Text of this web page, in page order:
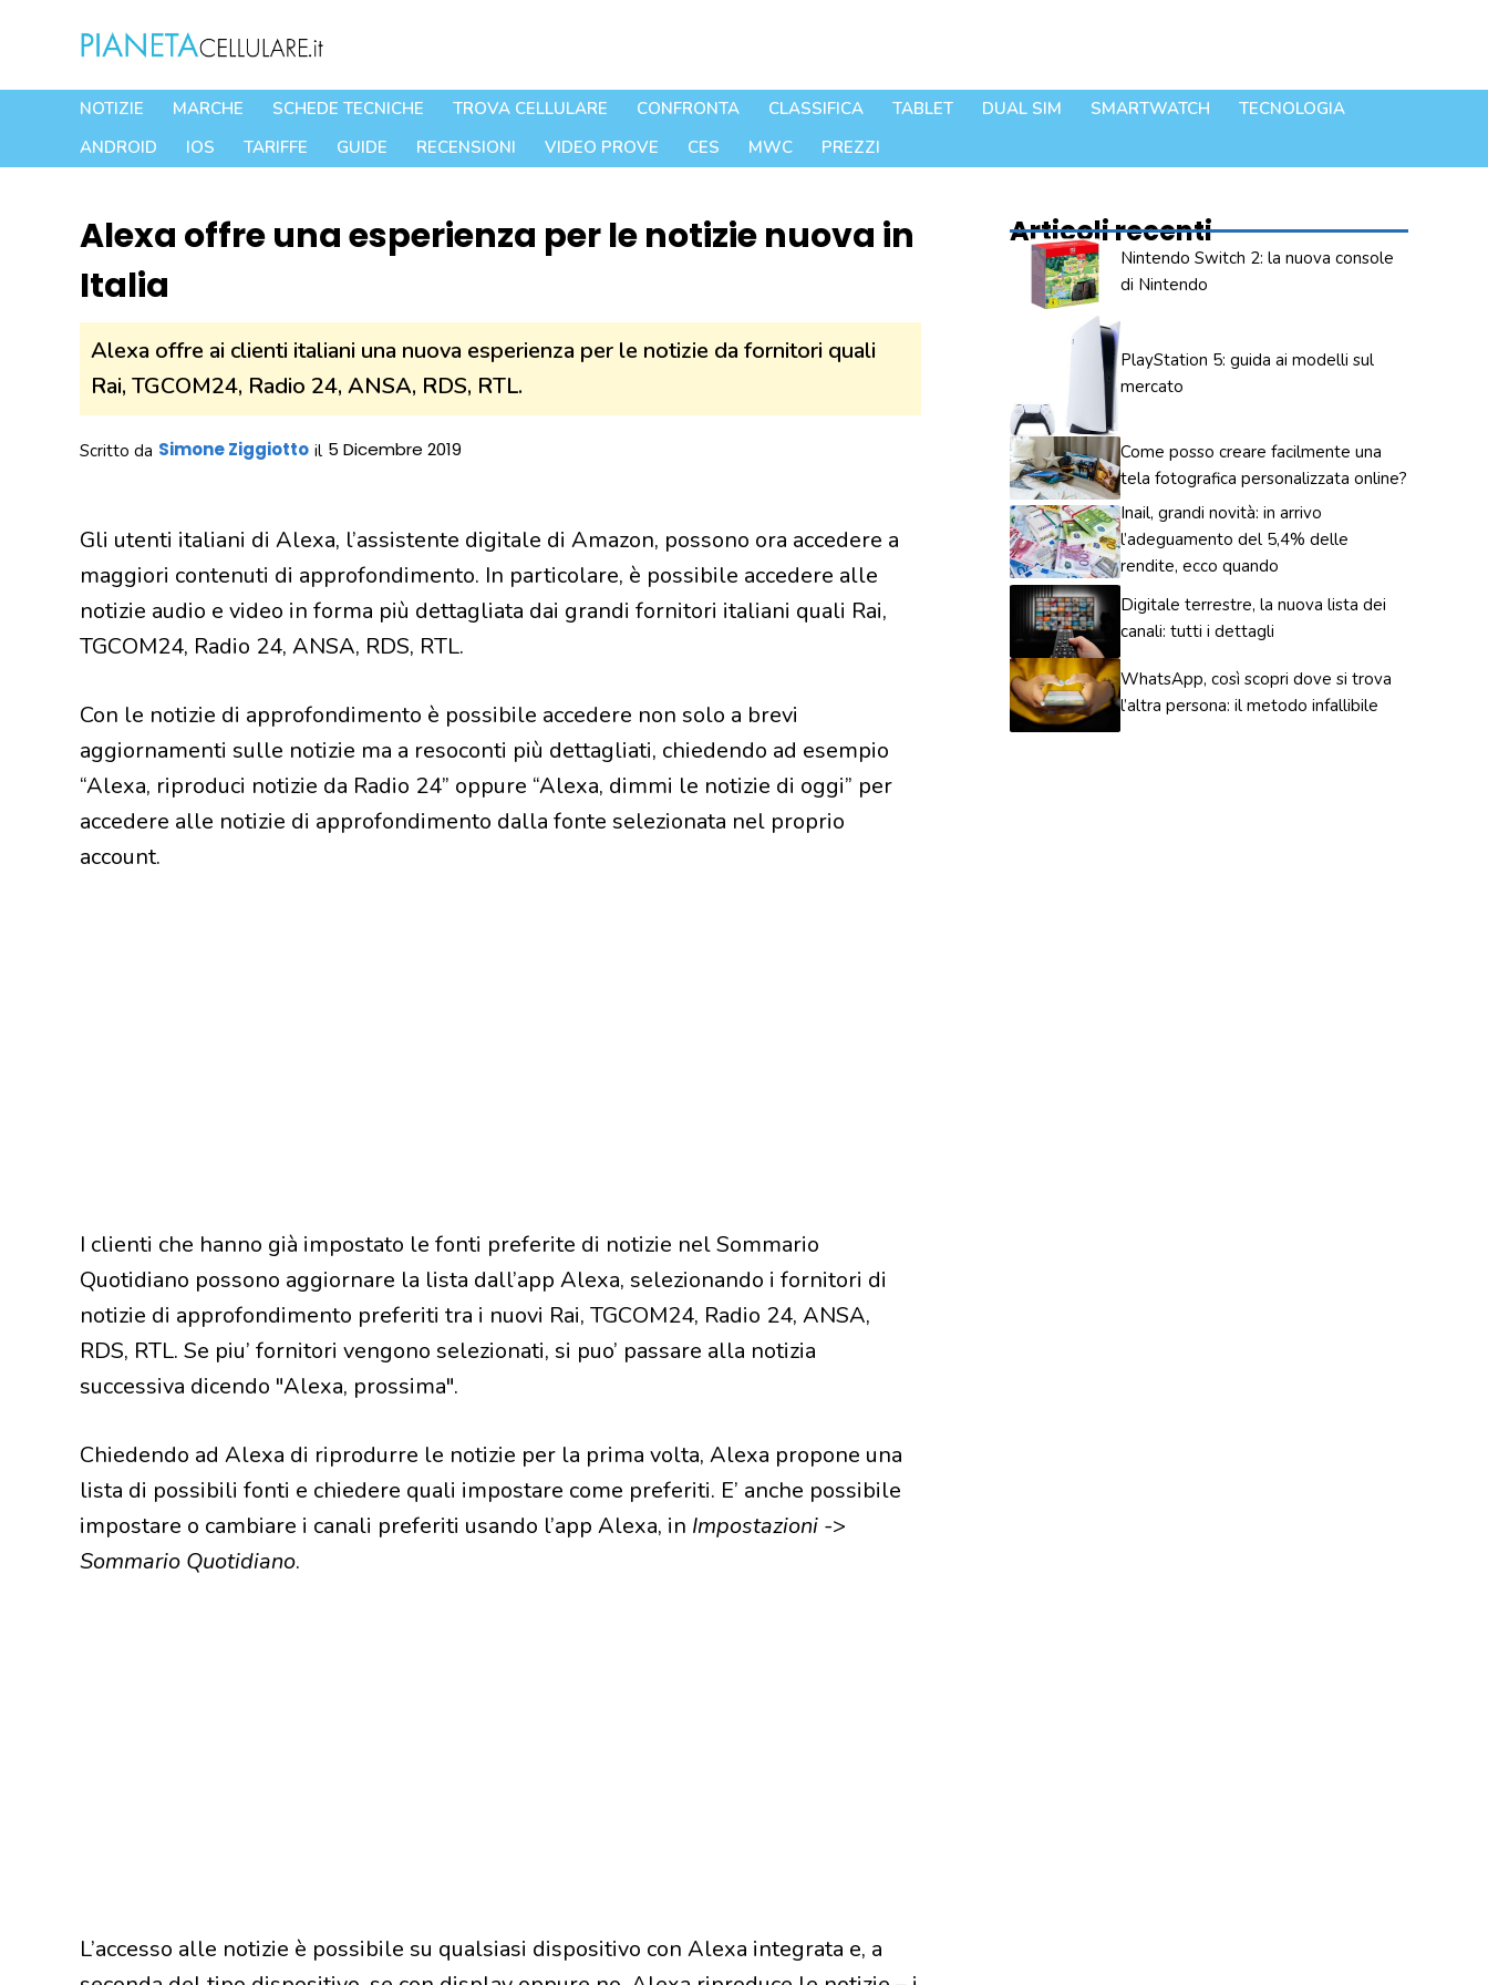
contenuto
NOTIZIE MARCHE SCHEDE TECNICHE TROVA CELLULARE CONFRONTA CLASSIFICA TABLET DUAL SIM SMARTWATCH
TECNOLOGIA
ANDROID
IOS TARIFFE GUIDE RECENSIONI VIDEO PROVE CES MWC PREZZI
Alexa offre una esperienza per le notizie nuova in
Italia
Alexa offre ai clienti italiani una nuova esperienza per le notizie da fornitori quali
Rai, TGCOM24, Radio 24, ANSA, RDS, RTL.
Scritto da Simone Ziggiotto il 5 Dicembre 2019
Gli utenti italiani di Alexa, l’assistente digitale di Amazon, possono ora accedere a
maggiori contenuti di approfondimento. In particolare, è possibile accedere alle
notizie audio e video in forma più dettagliata dai grandi fornitori italiani quali Rai,
TGCOM24, Radio 24, ANSA, RDS, RTL.
Con le notizie di approfondimento è possibile accedere non solo a brevi
aggiornamenti sulle notizie ma a resoconti più dettagliati, chiedendo ad esempio
“Alexa, riproduci notizie da Radio 24” oppure “Alexa, dimmi le notizie di oggi” per
accedere alle notizie di approfondimento dalla fonte selezionata nel proprio
account.
I clienti che hanno già impostato le fonti preferite di notizie nel Sommario
Quotidiano possono aggiornare la lista dall’app Alexa, selezionando i fornitori di
notizie di approfondimento preferiti tra i nuovi Rai, TGCOM24, Radio 24, ANSA,
RDS, RTL. Se piu’ fornitori vengono selezionati, si puo’ passare alla notizia
successiva dicendo "Alexa, prossima".
Chiedendo ad Alexa di riprodurre le notizie per la prima volta, Alexa propone una
lista di possibili fonti e chiedere quali impostare come preferiti. E’ anche possibile
impostare o cambiare i canali preferiti usando l’app Alexa, in Impostazioni ->
Sommario Quotidiano.
L’accesso alle notizie è possibile su qualsiasi dispositivo con Alexa integrata e, a
Articoli recenti
Nintendo Switch 2: la nuova console
di Nintendo
PlayStation 5: guida ai modelli sul
mercato
Come posso creare facilmente una
tela fotografica personalizzata online?
Inail, grandi novità: in arrivo
l’adeguamento del 5,4% delle
rendite, ecco quando
Digitale terrestre, la nuova lista dei
canali: tutti i dettagli
WhatsApp, così scopri dove si trova
l’altra persona: il metodo infallibile